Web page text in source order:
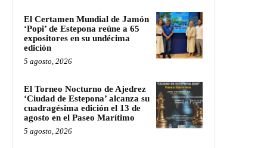
El Certamen Mundial de Jamón
‘Popi’ de Estepona reúne a 65
expositores en su undécima
edición
5 agosto, 2026
El Torneo Nocturno de Ajedrez
‘Ciudad de Estepona’ alcanza su
cuadragésima edición el 13 de
agosto en el Paseo Marítimo
5 agosto, 2026